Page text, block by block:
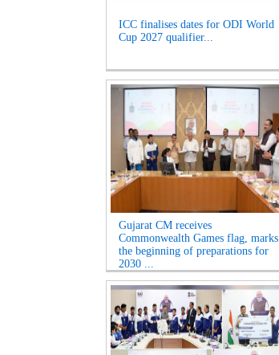
ICC finalises dates for ODI World
Cup 2027 qualifier...
Gujarat CM receives
Commonwealth Games flag, marks
the beginning of preparations for
2030 ...